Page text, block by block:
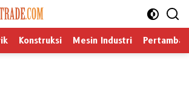
Konstruksi Mesin Industri